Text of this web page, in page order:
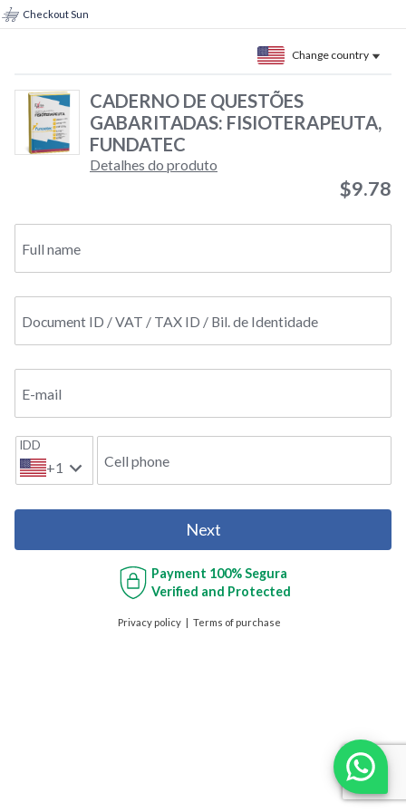
Checkout Sun
Change country
CADERNO DE QUESTÕES
GABARITADAS: FISIOTERAPEUTA,
FUNDATEC
Detalhes do produto
$9.78
Full name
Document ID / VAT / TAX ID / Bil. de Identidade
E-mail
IDD
+1 Cell phone
Next
Payment 100% Segura
Verified and Protected
Privacy policy Terms of purchase